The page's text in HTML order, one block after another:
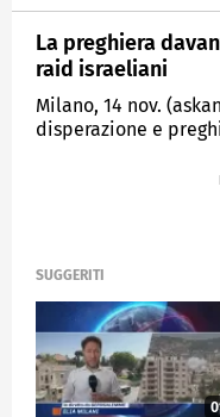
La preghiera
raid israeliani
Milano, 14 nov.
disperazione e
dai
ESTERI
SUGGERITI